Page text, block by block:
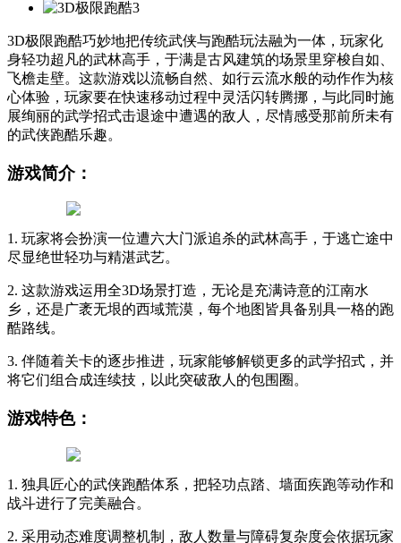
3D极限跑酷巧妙地把传统武侠与跑酷玩法融为一体，玩家化
身轻功超凡的武林高手，于满是古风建筑的场景里穿梭自如、
飞檐走壁。这款游戏以流畅自然、如行云流水般的动作作为核
心体验，玩家要在快速移动过程中灵活闪转腾挪，与此同时施
展绚丽的武学招式击退途中遭遇的敌人，尽情感受那前所未有
的武侠跑酷乐趣。
游戏简介：
1. 玩家将会扮演一位遭六大门派追杀的武林高手，于逃亡途中
尽显绝世轻功与精湛武艺。
2. 这款游戏运用全3D场景打造，无论是充满诗意的江南水
乡，还是广袤无垠的西域荒漠，每个地图皆具备别具一格的跑
酷路线。
3. 伴随着关卡的逐步推进，玩家能够解锁更多的武学招式，并
将它们组合成连续技，以此突破敌人的包围圈。
游戏特色：
1. 独具匠心的武侠跑酷体系，把轻功点踏、墙面疾跑等动作和
战斗进行了完美融合。
2. 采用动态难度调整机制，敌人数量与障碍复杂度会依据玩家